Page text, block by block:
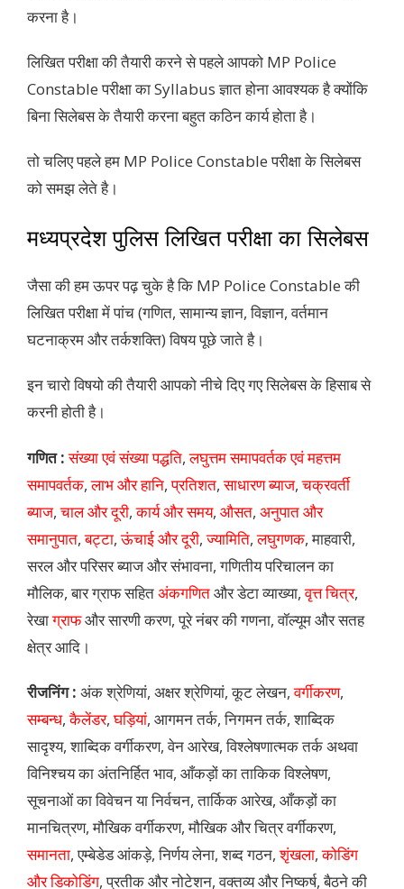
करना है।
लिखित परीक्षा की तैयारी करने से पहले आपको MP Police
Constable परीक्षा का Syllabus ज्ञात होना आवश्यक है क्योंकि
बिना सिलेबस के तैयारी करना बहुत कठिन कार्य होता है।
तो चलिए पहले हम MP Police Constable परीक्षा के सिलेबस
को समझ लेते है।
मध्यप्रदेश पुलिस लिखित परीक्षा का सिलेबस
जैसा की हम ऊपर पढ़ चुके है कि MP Police Constable की
लिखित परीक्षा में पांच (गणित, सामान्य ज्ञान, विज्ञान, वर्तमान
घटनाक्रम और तर्कशक्ति) विषय पूछे जाते है।
इन चारो विषयो की तैयारी आपको नीचे दिए गए सिलेबस के हिसाब से
करनी होती है।
गणित :संख्या एवं संख्या पद्धति,लघुत्तम समापवर्तक एवं महत्तम
समापवर्तक,लाभ और हानि,प्रतिशत,साधारण ब्याज,चक्रवर्ती
ब्याज,चाल और दूरी,कार्य और समय, औसत, अनुपात और
समानुपात,बट्टा,ऊंचाई और दूरी,ज्यामिति,लघुगणक, माहवारी,
सरल और परिसर ब्याज और संभावना, गणितीय परिचालन का
मौलिक, बार ग्राफ सहितअंकगणितऔर डेटा व्याख्या,वृत्त चित्र,
रेखाग्राफऔर सारणी करण, पूरे नंबर की गणना, वॉल्यूम और सतह
क्षेत्र आदि।
रीजनिंग : अंक श्रेणियां, अक्षर श्रेणियां, कूट लेखन,वर्गीकरण,
सम्बन्ध,कैलेंडर,घड़ियां, आगमन तर्क, निगमन तर्क, शाब्दिक
सादृश्य, शाब्दिक वर्गीकरण, वेन आरेख, विश्लेषणात्मक तर्क अथवा
विनिश्चय का अंतनिर्हित भाव, आँकड़ों का ताकिक विश्लेषण,
सूचनाओं का विवेचन या निर्वचन, तार्किक आरेख, आँकड़ों का
मानचित्रण, मौखिक वर्गीकरण, मौखिक और चित्र वर्गीकरण,
समानता, एम्बेडेड आंकड़े, निर्णय लेना, शब्द गठन,शृंखला,कोडिंग
और डिकोडिंग, प्रतीक और नोटेशन, वक्तव्य और निष्कर्ष, बैठने की